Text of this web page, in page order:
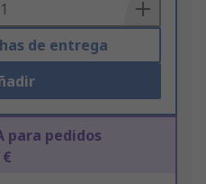
de entrega
para pedidos